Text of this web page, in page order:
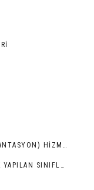
YENI DURUMA – ORTAMA ALIŞTIRMA (ORYANTASYON) HIZMETLERI
REHBERLIK HIZMET BIRIMLERINE YÖNELIK YAPILAN SINIFLAMALAR